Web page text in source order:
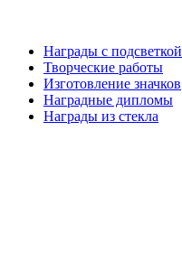
Награды с подсветкой
Творческие работы
Изготовление значков
Наградные дипломы
Награды из стекла